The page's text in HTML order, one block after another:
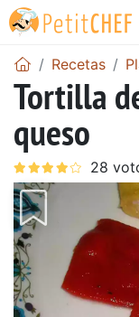
Recetas
Tortilla
queso